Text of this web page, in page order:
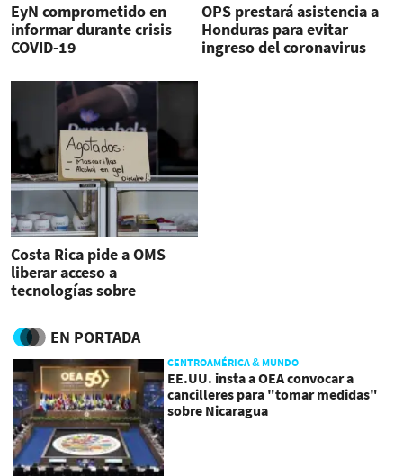
EyN comprometido en
informar durante crisis
COVID-19
OPS prestará asistencia a
Honduras para evitar
ingreso del coronavirus
Costa Rica pide a OMS
liberar acceso a
tecnologías sobre
EN PORTADA
CENTROAMÉRICA & MUNDO
EE.UU. insta a OEA convocar a
cancilleres para "tomar medidas"
sobre Nicaragua